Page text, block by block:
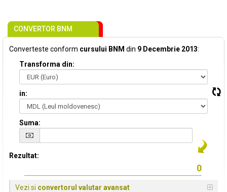
CONVERTOR BNM
Converteste conform cursului BNM din 9 Decembrie 2013:
Transforma din:
in:
Suma:
Rezultat:
Vezi si convertorul valutar avansat